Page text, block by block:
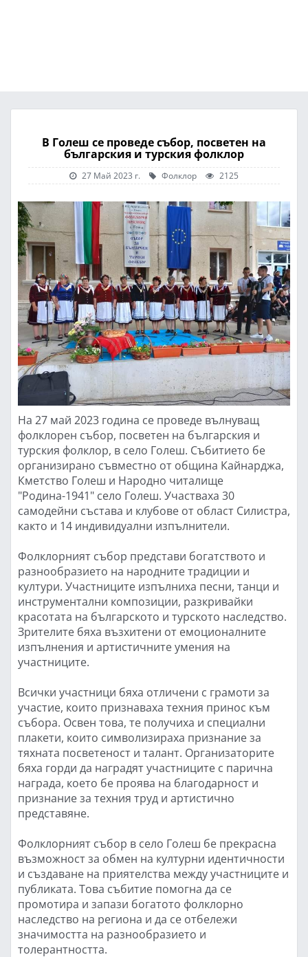
В Голеш се проведе събор, посветен на
българския и турския фолклор
27 Май 2023 г. Фолклор 2125
На 27 май 2023 година се проведе вълнуващ
фолклорен събор, посветен на българския и
турския фолклор, в село Голеш. Събитието бе
организирано съвместно от община Кайнарджа,
Кметство Голеш и Народно читалище
"Родина-1941" село Голеш. Участваха 30
самодейни състава и клубове от област Силистра,
както и 14 индивидуални изпълнители.
Фолклорният събор представи богатството и
разнообразието на народните традиции и
култури. Участниците изпълниха песни, танци и
инструментални композиции, разкривайки
красотата на българското и турското наследство.
Зрителите бяха възхитени от емоционалните
изпълнения и артистичните умения на
участниците.
Всички участници бяха отличени с грамоти за
участие, които признаваха техния принос към
събора. Освен това, те получиха и специални
плакети, които символизираха признание за
тяхната посветеност и талант. Организаторите
бяха горди да наградят участниците с парична
награда, което бе проява на благодарност и
признание за техния труд и артистично
представяне.
Фолклорният събор в село Голеш бе прекрасна
възможност за обмен на културни идентичности
и създаване на приятелства между участниците и
публиката. Това събитие помогна да се
промотира и запази богатото фолклорно
наследство на региона и да се отбележи
значимостта на разнообразието и
толерантността.